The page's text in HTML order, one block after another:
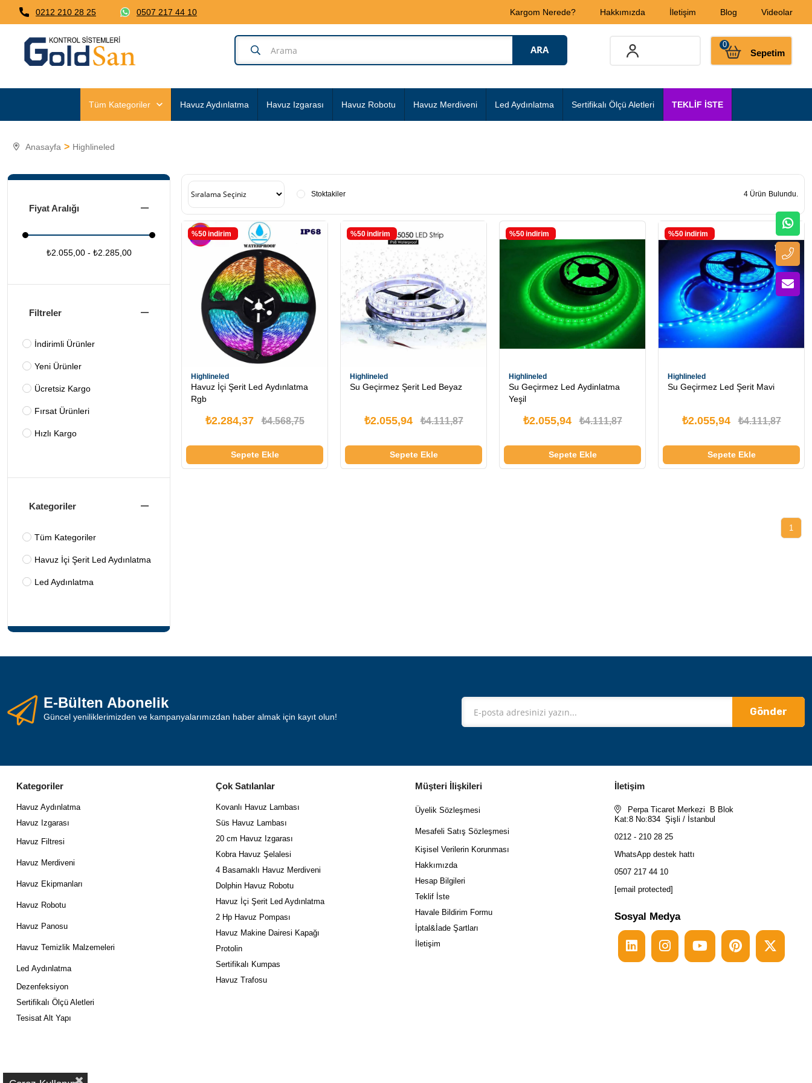
0212 210 28 25 0507 217 44 10 Kargom Nerede? Hakkımızda İletişim Blog Videolar
Sepetim
0
Tüm Kategoriler Havuz Aydınlatma Havuz Izgarası Havuz Robotu Havuz Merdiveni Led Aydınlatma Sertifikalı Ölçü Aletleri TEKLİF İSTE
Anasayfa Highlineled
Fiyat Aralığı
₺2.055,00 - ₺2.285,00
Filtreler
İndirimli Ürünler
Yeni Ürünler
Ücretsiz Kargo
Fırsat Ürünleri
Hızlı Kargo
Kategoriler
Tüm Kategoriler
Havuz İçi Şerit Led Aydınlatma
Led Aydınlatma
Stoktakiler 4 Ürün
Highlineled
Havuz İçi Şerit Led Aydınlatma
Rgb
₺2.284,37 ₺4.568,75
Sepete Ekle
%50i̇ndirim
Highlineled
Su Geçirmez Şerit Led Beyaz
₺2.055,94 ₺4.111,87
Sepete Ekle
%50i̇ndirim
Highlineled
Su Geçirmez Led Aydinlatma
Yeşil
₺2.055,94 ₺4.111,87
Sepete Ekle
%50i̇ndirim
Highlineled
Su Geçirmez Led Şerit Mavi
₺2.055,94 ₺4.111,87
Sepete Ekle
%50i̇ndirim
1
E-Bülten Abonelik
Güncel yeniliklerimizden ve kampanyalarımızdan haber almak için kayıt olun! Gönder
Kategoriler
Havuz Aydınlatma
Havuz Izgarası
Havuz Filtresi
Havuz Merdiveni
Havuz Ekipmanları
Havuz Robotu
Havuz Panosu
Havuz Temizlik Malzemeleri
Led Aydınlatma
Dezenfeksiyon
Sertifikalı Ölçü Aletleri
Tesisat Alt Yapı
Çok Satılanlar
Kovanlı Havuz Lambası
Süs Havuz Lambası
20 cm Havuz Izgarası
Kobra Havuz Şelalesi
4 Basamaklı Havuz Merdiveni
Dolphin Havuz Robotu
Havuz İçi Şerit Led Aydınlatma
2 Hp Havuz Pompası
Havuz Makine Dairesi Kapağı
Protolin
Sertifikalı Kumpas
Havuz Trafosu
Müşteri İlişkileri
Üyelik Sözleşmesi
Mesafeli Satış Sözleşmesi
Kişisel Verilerin Korunması
Hakkımızda
Hesap Bilgileri
Teklif İste
Havale Bildirim Formu
İptal&İade Şartları
İletişim
İletişim
Perpa Ticaret Merkezi B Blok
Kat:8 No:834 Şişli / İstanbul
0212 - 210 28 25
WhatsApp destek hattı
0507 217 44 10
[email protected]
Sosyal Medya